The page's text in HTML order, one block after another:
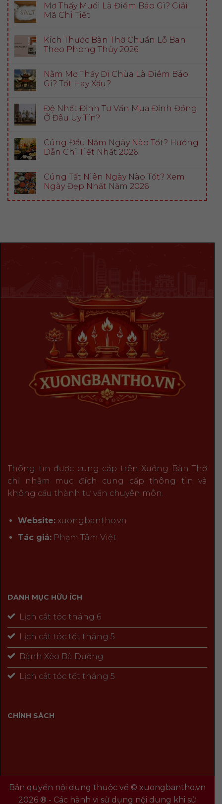
Mơ Thấy Muối Là Điềm Báo Gì? Giải
Mã Chi Tiết
Kích Thước Bàn Thờ Chuẩn Lỗ Ban
Theo Phong Thủy 2026
Nằm Mơ Thấy Đi Chùa Là Điềm Báo
Gì? Tốt Hay Xấu?
Đệ Nhất Đỉnh Tư Vấn Mua Đỉnh Đồng
Ở Đâu Uy Tín?
Cúng Đầu Năm Ngày Nào Tốt? Hướng
Dẫn Chi Tiết Nhất 2026
Cúng Tất Niên Ngày Nào Tốt? Xem
Ngày Đẹp Nhất Năm 2026
Thông tin được cung cấp trên Xưởng Bàn Thờ
chỉ nhằm mục đích cung cấp thông tin và
không cấu thành tư vấn chuyên môn.
Website:xuongbantho.vn
Tác giả:Phạm Tâm Việt
DANH MỤC HỮU ÍCH
Lịch cắt tóc tháng 6
Lịch cắt tóc tốt tháng 5
Bánh Xèo Bà Dưỡng
Lịch cắt tóc tốt tháng 5
CHÍNH SÁCH
Bản quyền nội dung thuộc về © xuongbantho.vn
2026 ® - Các hành vi sử dụng nội dung khi sử